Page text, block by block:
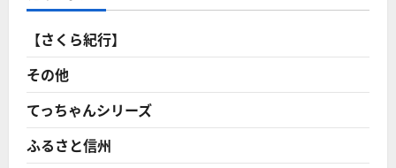
ッ
隊
合
同
で
幕
じ
る！
ッ
隊
の
防
間
キ
ャ
ン
ペ
ー
【さくら紀行】
その他
てっちゃんシリーズ
ふるさと信州